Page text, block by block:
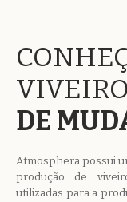
DE
Atmosphera possui
produção de
utilizadas para a